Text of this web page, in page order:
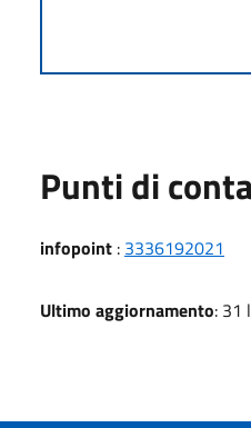
Punti di
infopoint : 3336192021
Ultimo aggiornamento: 31